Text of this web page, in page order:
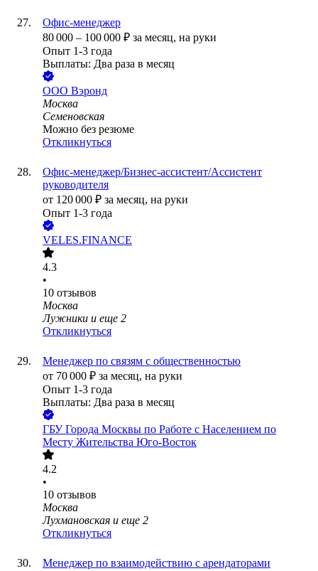
Офис-менеджер
80 000 – 100 000 ₽ за месяц, на руки
Опыт 1-3 года
Выплаты: Два раза в месяц
ООО Вэронд
Москва
Семеновская
Можно без резюме
Откликнуться
Офис-менеджер/Бизнес-ассистент/Ассистент
руководителя
от 120 000 ₽ за месяц, на руки
Опыт 1-3 года
VELES.FINANCE
4.3
•
10 отзывов
Москва
Лужники и еще 2
Откликнуться
Менеджер по связям с общественностью
от 70 000 ₽ за месяц, на руки
Опыт 1-3 года
Выплаты: Два раза в месяц
ГБУ Города Москвы по Работе с Населением по
Месту Жительства Юго-Восток
4.2
•
10 отзывов
Москва
Лухмановская и еще 2
Откликнуться
Менеджер по взаимодействию с арендаторами